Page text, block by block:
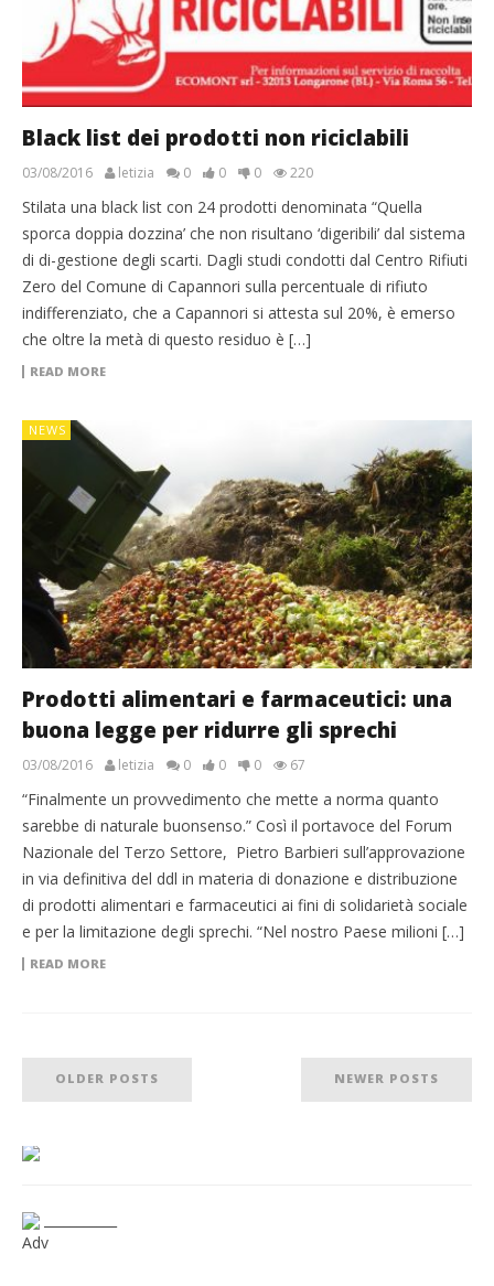
Black list dei prodotti non riciclabili
03/08/2016 letizia 0 0 0 220
Stilata una black list con 24 prodotti denominata “Quella
sporca doppia dozzina’ che non risultano ‘digeribili’ dal sistema
di di-gestione degli scarti. Dagli studi condotti dal Centro Rifiuti
Zero del Comune di Capannori sulla percentuale di rifiuto
indifferenziato, che a Capannori si attesta sul 20%, è emerso
che oltre la metà di questo residuo è […]
READ MORE
NEWS
Prodotti alimentari e farmaceutici: una
buona legge per ridurre gli sprechi
03/08/2016 letizia 0 0 0 67
“Finalmente un provvedimento che mette a norma quanto
sarebbe di naturale buonsenso.” Così il portavoce del Forum
Nazionale del Terzo Settore, Pietro Barbieri sull’approvazione
in via definitiva del ddl in materia di donazione e distribuzione
di prodotti alimentari e farmaceutici ai fini di solidarietà sociale
e per la limitazione degli sprechi. “Nel nostro Paese milioni […]
READ MORE
OLDER POSTS NEWER POSTS
Adv